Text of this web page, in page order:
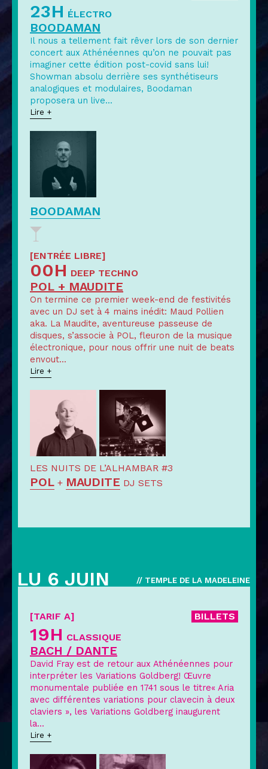
23H ÉLECTRO
BOODAMAN
Il nous a tellement fait rêver lors de son dernier
concert aux Athénéennes qu’on ne pouvait pas
imaginer cette édition post-covid sans lui!
Showman absolu derrière ses synthétiseurs
analogiques et modulaires, Boodaman
proposera un live...
Lire +
BOODAMAN
[ENTRÉE LIBRE]
00H DEEP TECHNO
POL + MAUDITE
On termine ce premier week-end de festivités
avec un DJ set à 4 mains inédit: Maud Pollien
aka. La Maudite, aventureuse passeuse de
disques, s’associe à POL, fleuron de la musique
électronique, pour nous offrir une nuit de beats
envout...
Lire +
LES NUITS DE L’ALHAMBAR #3
POL + MAUDITE DJ SETS
// TEMPLE DE LA MADELEINE
LU 6 JUIN
[TARIF A] BILLETS
19H CLASSIQUE
BACH / DANTE
David Fray est de retour aux Athénéennes pour
interpréter les Variations Goldberg! Œuvre
monumentale publiée en 1741 sous le titre« Aria
avec différentes variations pour clavecin à deux
claviers », les Variations Goldberg inaugurent
la...
Lire +